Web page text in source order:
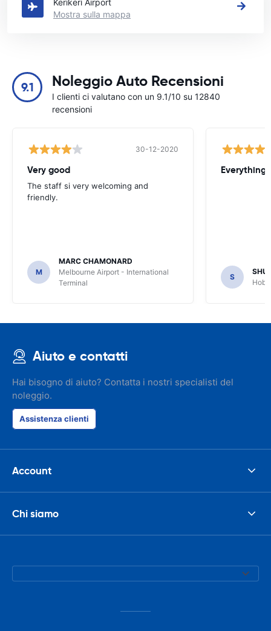
Kerikeri Airport
Mostra sulla mappa
9.1 Noleggio Auto Recensioni
I clienti ci valutano con un 9.1/10 su 12840
recensioni
30-12-2020
Very good
The staff si very welcoming and
friendly.
M
MARC CHAMONARD
Melbourne Airport - International
Terminal
Everything
S
Aiuto e contatti
Hai bisogno di aiuto? Contatta i nostri specialisti del
noleggio.
Assistenza clienti
Account
Chi siamo